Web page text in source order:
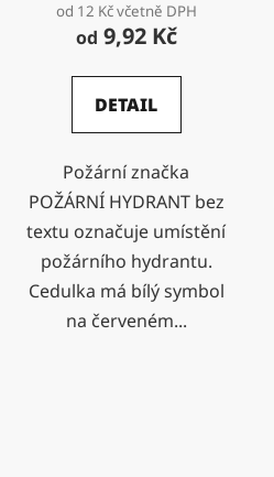
od 12 Kč včetně DPH
od 9,92 Kč
DETAIL
Požární značka
POŽÁRNÍ HYDRANT bez
textu označuje umístění
požárního hydrantu.
Cedulka má bílý symbol
na červeném...